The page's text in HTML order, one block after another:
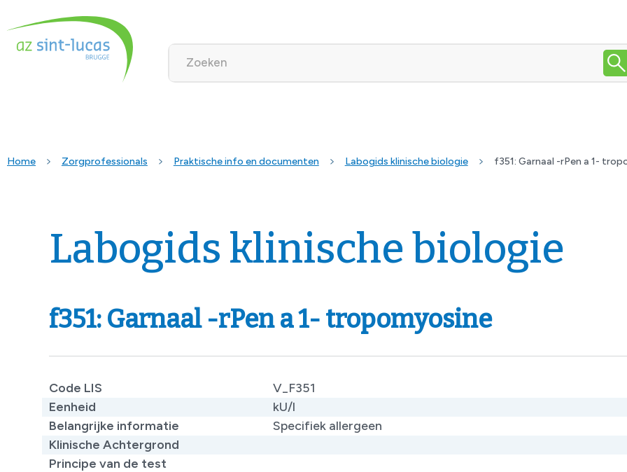
Home Zorgprofessionals Praktische info en documenten Labogids klinische biologie f351: Garnaal -rPen a 1-
Labogids klinische biologie
f351: Garnaal -rPen a 1- tropomyosine
Code LIS
V_F351
Eenheid
kU/l
Belangrijke informatie
Specifiek allergeen​
Klinische Achtergrond
Principe van de test